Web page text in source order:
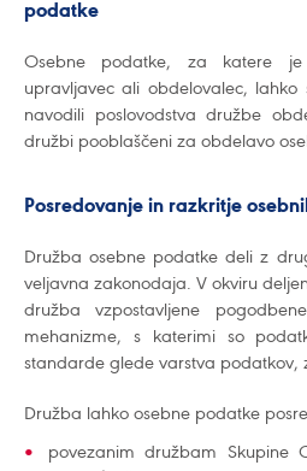
podatke
Osebne podatke, za katere
upravljavec ali obdelovalec, lahko
navodili poslovodstva družbe
družbi pooblaščeni za obdelavo
Posredovanje in razkritje
Družba osebne podatke deli z
veljavna zakonodaja. V okviru
družba vzpostavljene
mehanizme, s katerimi so
standarde glede varstva podatkov,
Družba lahko osebne podatke
povezanim družbam Skupine